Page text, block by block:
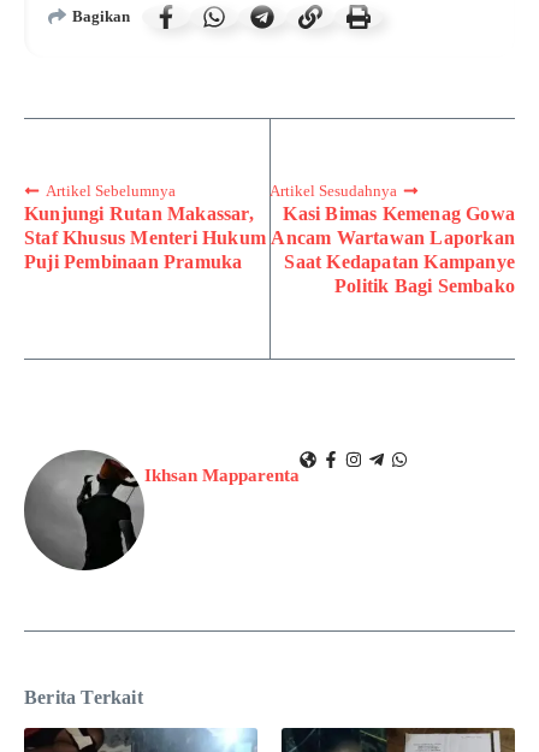
Bagikan
Artikel Sebelumnya
Kunjungi Rutan Makassar,
Staf Khusus Menteri Hukum
Puji Pembinaan Pramuka
Artikel Sesudahnya
Kasi Bimas Kemenag Gowa
Ancam Wartawan Laporkan
Saat Kedapatan Kampanye
Politik Bagi Sembako
Ikhsan Mapparenta
Berita Terkait